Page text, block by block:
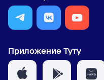
Приложение Туту